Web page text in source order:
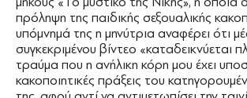
πρόληψη της παιδικής σεξουαλικής
υπόμνημά της η μηνύτρια αναφέρει ότι
συγκεκριμένου βίντεο «καταδεικνύεται
τραύμα που η ανήλικη κόρη μου έχει
κακοποιητικές πράξεις του